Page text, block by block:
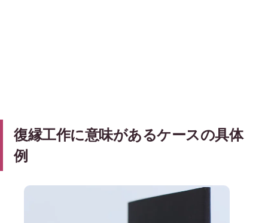
復縁工作に意味があるケースの具体
例